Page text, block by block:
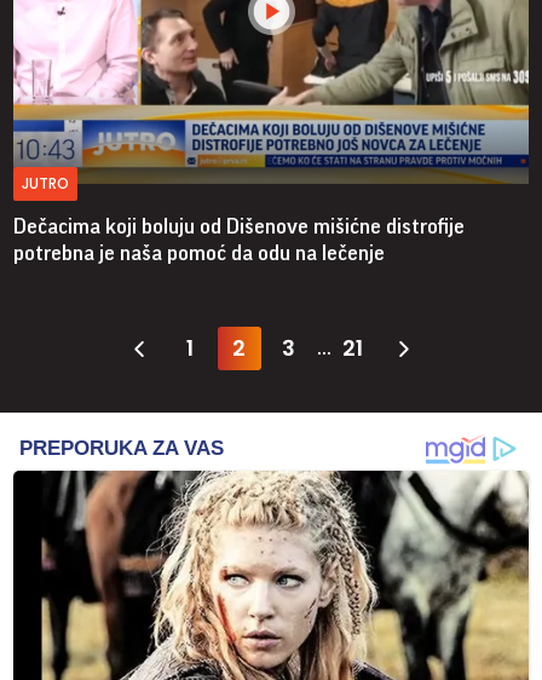
JUTRO
Dečacima koji boluju od Dišenove mišićne distrofije
potrebna je naša pomoć da odu na lečenje
1 2 3 ... 21